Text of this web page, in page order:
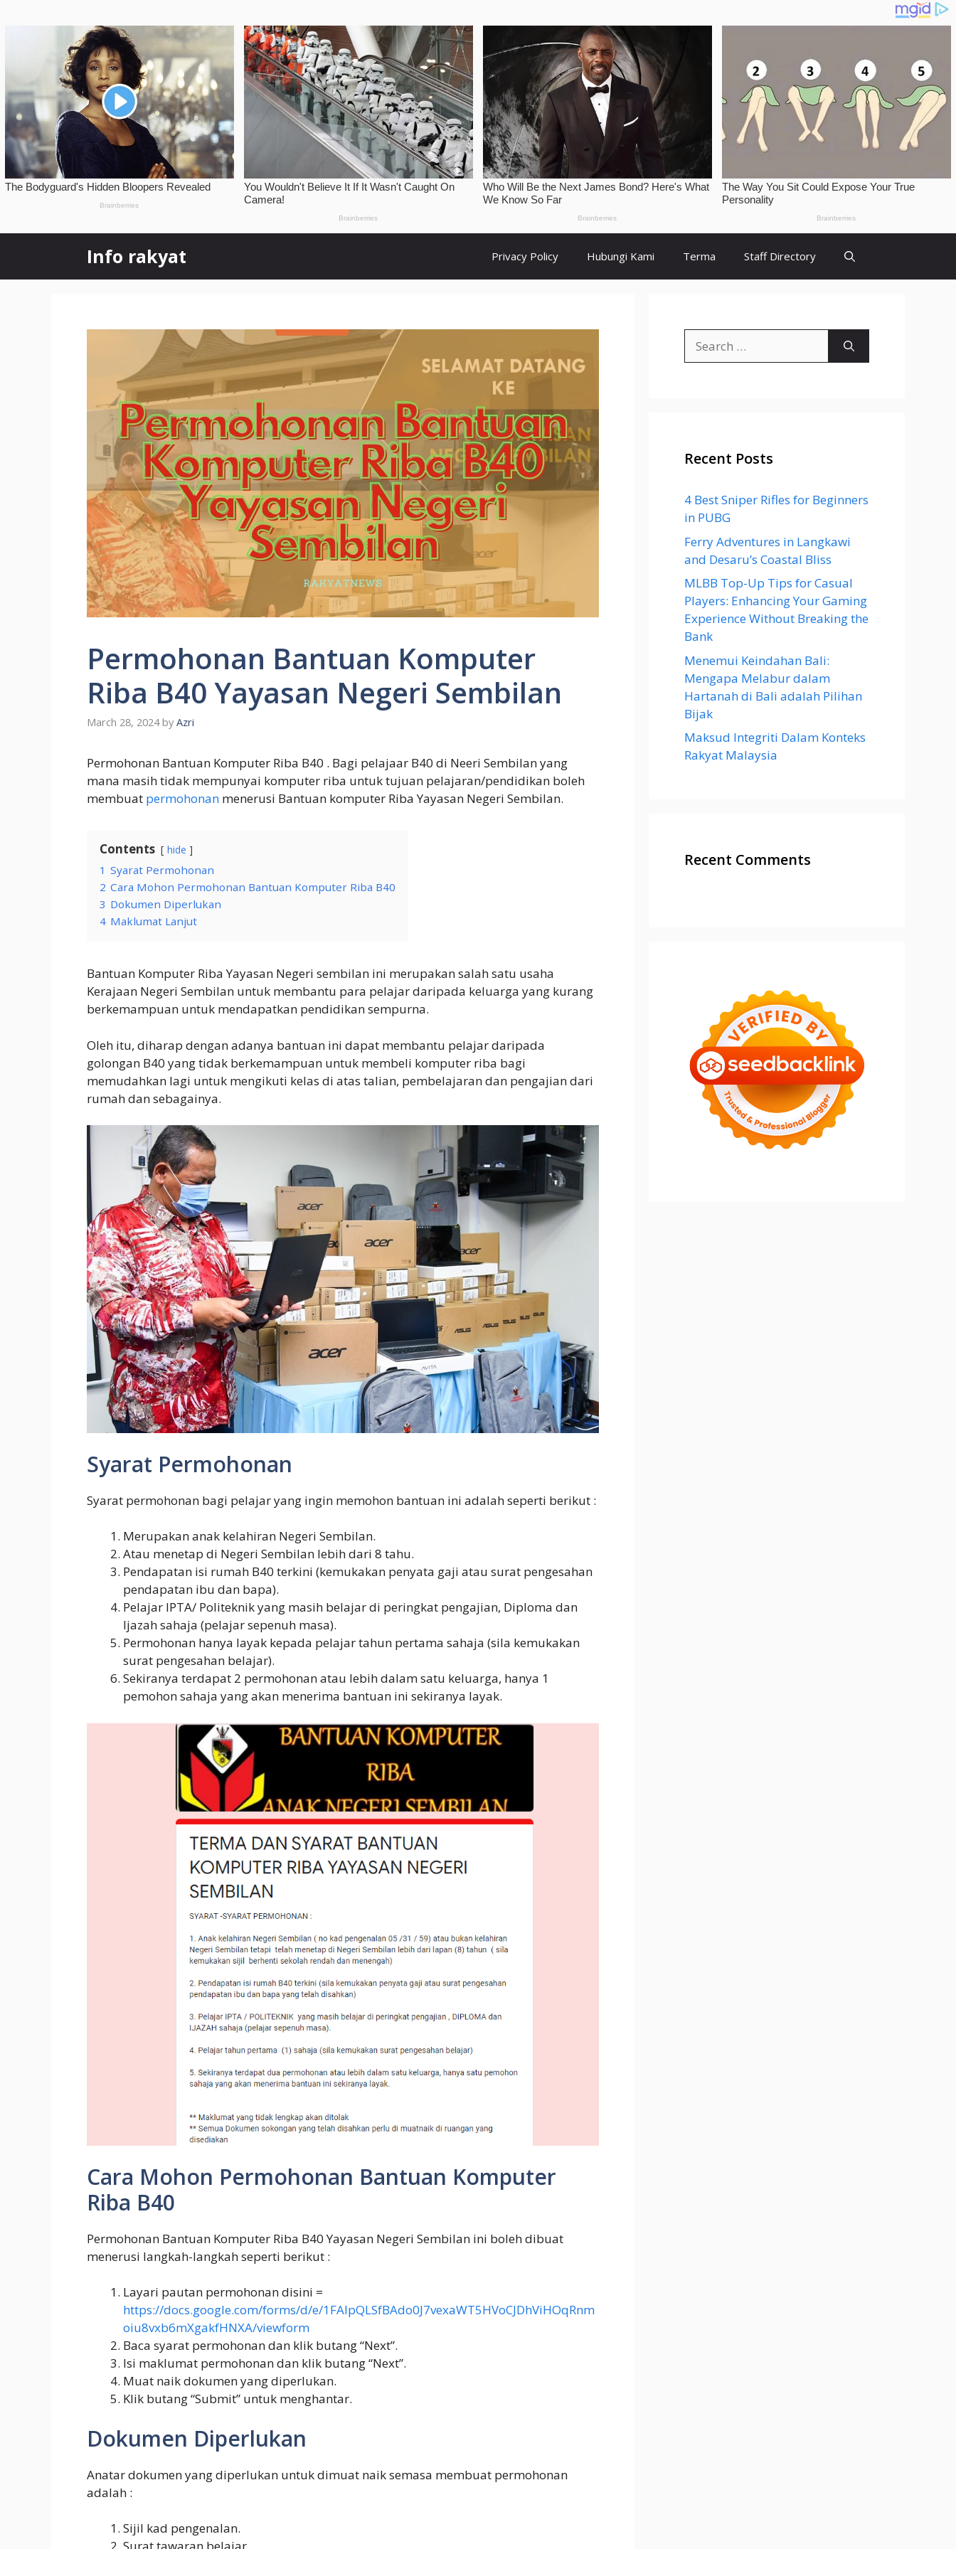
content
Info rakyat Privacy Policy Hubungi Kami Terma Staff Directory
Permohonan Bantuan Komputer
Riba B40 Yayasan Negeri Sembilan
March 28, 2024 by Azri
Permohonan Bantuan Komputer Riba B40 . Bagi pelajaar B40 di Neeri Sembilan yang
mana masih tidak mempunyai komputer riba untuk tujuan pelajaran/pendidikan boleh
membuat permohonan menerusi Bantuan komputer Riba Yayasan Negeri Sembilan.
Contents hide
1 Syarat Permohonan
2 Cara Mohon Permohonan Bantuan Komputer Riba B40
3 Dokumen Diperlukan
4 Maklumat Lanjut
Bantuan Komputer Riba Yayasan Negeri sembilan ini merupakan salah satu usaha
Kerajaan Negeri Sembilan untuk membantu para pelajar daripada keluarga yang kurang
berkemampuan untuk mendapatkan pendidikan sempurna.
Oleh itu, diharap dengan adanya bantuan ini dapat membantu pelajar daripada
golongan B40 yang tidak berkemampuan untuk membeli komputer riba bagi
memudahkan lagi untuk mengikuti kelas di atas talian, pembelajaran dan pengajian dari
rumah dan sebagainya.
Syarat Permohonan
Syarat permohonan bagi pelajar yang ingin memohon bantuan ini adalah seperti berikut :
Merupakan anak kelahiran Negeri Sembilan.
Atau menetap di Negeri Sembilan lebih dari 8 tahu.
Pendapatan isi rumah B40 terkini (kemukakan penyata gaji atau surat pengesahan
pendapatan ibu dan bapa).
Pelajar IPTA/ Politeknik yang masih belajar di peringkat pengajian, Diploma dan
Ijazah sahaja (pelajar sepenuh masa).
Permohonan hanya layak kepada pelajar tahun pertama sahaja (sila kemukakan
surat pengesahan belajar).
Sekiranya terdapat 2 permohonan atau lebih dalam satu keluarga, hanya 1
pemohon sahaja yang akan menerima bantuan ini sekiranya layak.
Cara Mohon Permohonan Bantuan Komputer
Riba B40
Permohonan Bantuan Komputer Riba B40 Yayasan Negeri Sembilan ini boleh dibuat
menerusi langkah-langkah seperti berikut :
Layari pautan permohonan disini =
https://docs.google.com/forms/d/e/1FAIpQLSfBAdo0J7vexaWT5HVoCJDhViHOqRnm
oiu8vxb6mXgakfHNXA/viewform
Baca syarat permohonan dan klik butang “Next”.
Isi maklumat permohonan dan klik butang “Next”.
Muat naik dokumen yang diperlukan.
Klik butang “Submit” untuk menghantar.
Dokumen Diperlukan
Anatar dokumen yang diperlukan untuk dimuat naik semasa membuat permohonan
adalah :
Sijil kad pengenalan.
for:
Recent Posts
4 Best Sniper Rifles for Beginners
in PUBG
Ferry Adventures in Langkawi
and Desaru’s Coastal Bliss
MLBB Top-Up Tips for Casual
Players: Enhancing Your Gaming
Experience Without Breaking the
Bank
Menemui Keindahan Bali:
Mengapa Melabur dalam
Hartanah di Bali adalah Pilihan
Bijak
Maksud Integriti Dalam Konteks
Rakyat Malaysia
Recent Comments